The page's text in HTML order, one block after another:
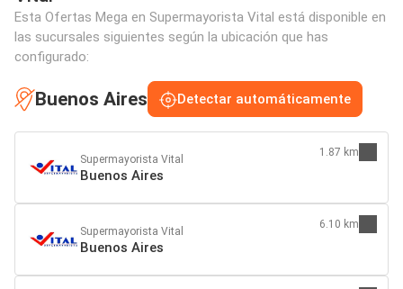
Esta Ofertas Mega en Supermayorista Vital está disponible en
las sucursales siguientes según la ubicación que has
configurado:
Buenos Aires Detectar automáticamente
Supermayorista Vital
Buenos Aires
1.87 km
Supermayorista Vital
Buenos Aires
6.10 km